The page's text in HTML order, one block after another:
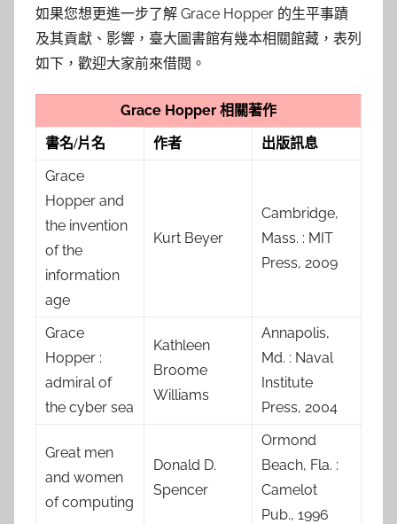
如果您想更進一步了解 Grace Hopper 的生平事蹟
及其貢獻、影響，臺大圖書館有幾本相關館藏，表列
如下，歡迎大家前來借閱。
Grace Hopper 相關著作
書名/片名 作者 出版訊息
Grace
Hopper and
the invention
of the
information
age
Kurt Beyer
Cambridge,
Mass. : MIT
Press, 2009
Grace
Hopper :
admiral of
the cyber sea
Kathleen
Broome
Williams
Annapolis,
Md. : Naval
Institute
Press, 2004
Great men
and women
of computing
Donald D.
Spencer
Ormond
Beach, Fla. :
Camelot
Pub., 1996